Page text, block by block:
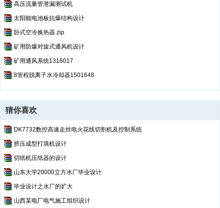
高压流量管泄漏测试机
太阳能电池板抗爆结构设计
卧式空冷换热器.zip
矿用防爆对旋式通风机设计
矿用通风系统1316017
8管程脱离子水冷却器1501648
猜你喜欢
DK7732数控高速走丝电火花线切割机及控制系统
挤压成型打填机设计
切纸机压纸器的设计
山东大学20000立方水厂毕业设计
毕业设计之水厂的扩大
山西某电厂电气施工组织设计